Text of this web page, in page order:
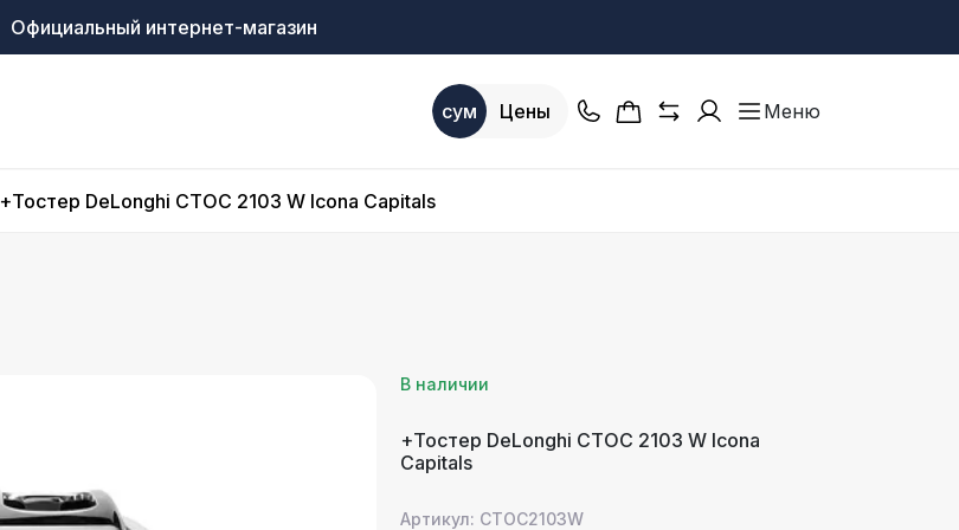
Официальный интернет-магазин
сум Цены Меню
+Тостер DeLonghi CTOC 2103 W Icona Capitals
В наличии
+Тостер DeLonghi CTOC 2103 W Icona
Capitals
Артикул: CTOC2103W